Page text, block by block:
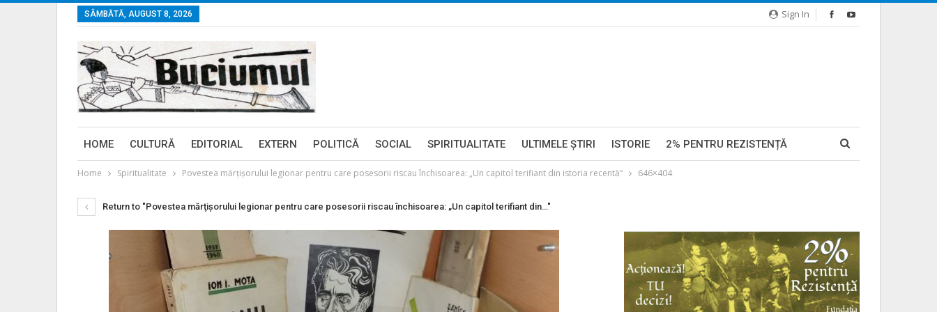
Sign In
SÂMBĂTĂ, AUGUST 8, 2026
HOME CULTURĂ EDITORIAL EXTERN POLITICĂ SOCIAL SPIRITUALITATE ULTIMELE ŞTIRI ISTORIE 2% PENTRU REZISTENȚĂ
Home Spiritualitate Povestea mărţişorului legionar pentru care posesorii riscau închisoarea: „Un capitol terifiant din istoria recentă“ 646×404
Return to "Povestea mărţişorului legionar pentru care posesorii riscau închisoarea: „Un capitol terifiant din…"